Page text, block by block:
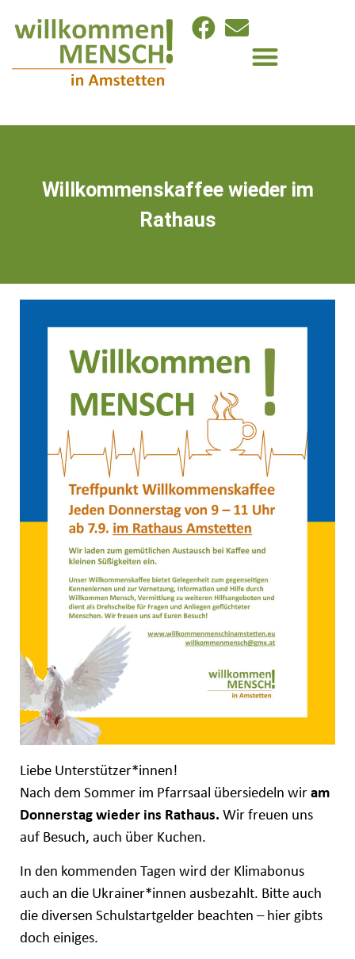
Willkommenskaffee wieder im
Rathaus
Liebe Unterstützer*innen!
Nach dem Sommer im Pfarrsaal übersiedeln wir am
Donnerstag wieder ins Rathaus. Wir freuen uns
auf Besuch, auch über Kuchen.
In den kommenden Tagen wird der Klimabonus
auch an die Ukrainer*innen ausbezahlt. Bitte auch
die diversen Schulstartgelder beachten – hier gibts
doch einiges.